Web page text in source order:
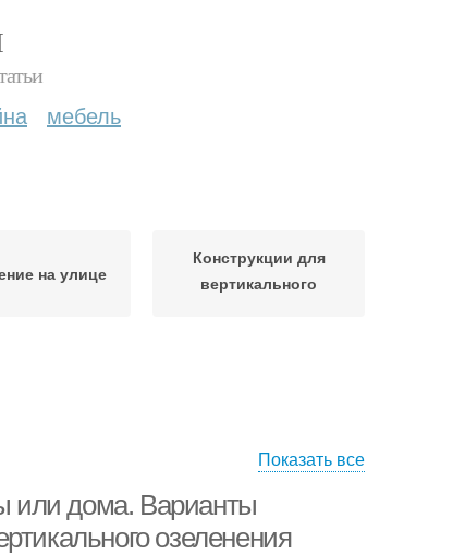
мебель
на улице
Конструкции для
вертикального
Показать все
или дома. Варианты
озеленения